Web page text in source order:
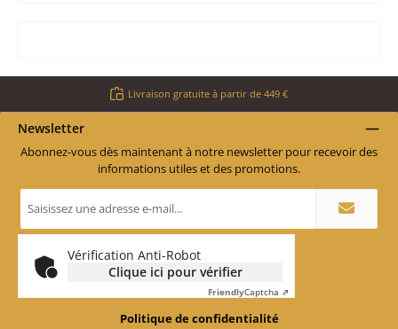
Livraison gratuite à partir de 449 €
Newsletter
Abonnez-vous dès maintenant à notre newsletter pour recevoir des
informations utiles et des promotions.
e-
*
Vérification Anti-Robot
Clique ici pour vérifier
FriendlyCaptcha ⇗
Politique de confidentialité